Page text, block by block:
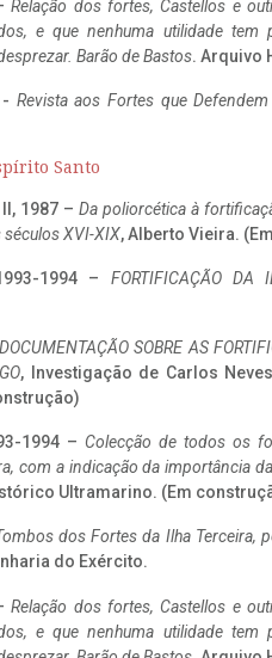
Relação dos fortes, Castellos e
e que nenhuma utilidade
Barão de Bastos. Arquivo
Revista aos Fortes que
Santo
1987 – Da poliorcética à
XVI-XIX, Alberto Vieira.
1994 – FORTIFICAÇÃO DA
DOCUMENTAÇÃO SOBRE AS
, Investigação de Carlos
1994 – Colecção de todos os
com a indicação da importância
Ultramarino. (Em
dos Fortes da Ilha Terceira,
do Exército.
Relação dos fortes, Castellos e
e que nenhuma utilidade